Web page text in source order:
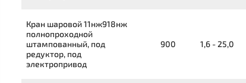
Кран шаровой11нж918нж
полнопроходной
штампованный, под
редуктор, под
электропривод
900 1,6 - 25,0